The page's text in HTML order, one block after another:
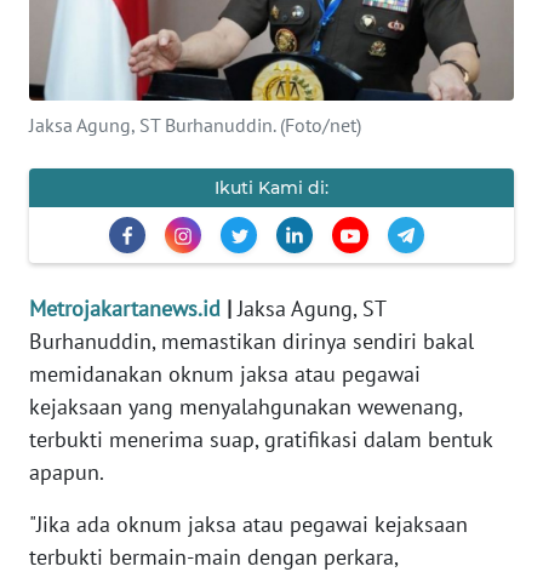
Jaksa Agung, ST Burhanuddin. (Foto/net)
Ikuti Kami di:
Metrojakartanews.id |Jaksa Agung, ST
Burhanuddin, memastikan dirinya sendiri bakal
memidanakan oknum jaksa atau pegawai
kejaksaan yang menyalahgunakan wewenang,
terbukti menerima suap, gratifikasi dalam bentuk
apapun.
"Jika ada oknum jaksa atau pegawai kejaksaan
terbukti bermain-main dengan perkara,
INDEKS
BERITA
KONTAK
KAMI
KAMI
PEDOMAN
MEDIA
SIBER
REDAKSI
KARIR